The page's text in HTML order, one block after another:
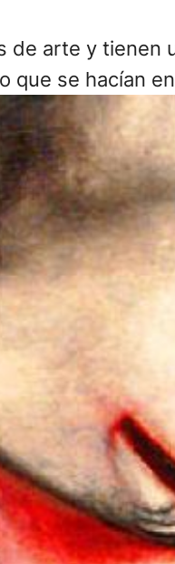
arte y tienen
que se hacían